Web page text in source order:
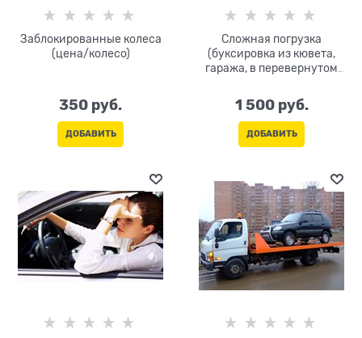
Заблокированные колеса
(цена/колесо)
350 руб.
ДОБАВИТЬ
Сложная погрузка
(буксировка из кювета,
гаража, в перевернутом
крыше)
1 500 руб.
ДОБАВИТЬ